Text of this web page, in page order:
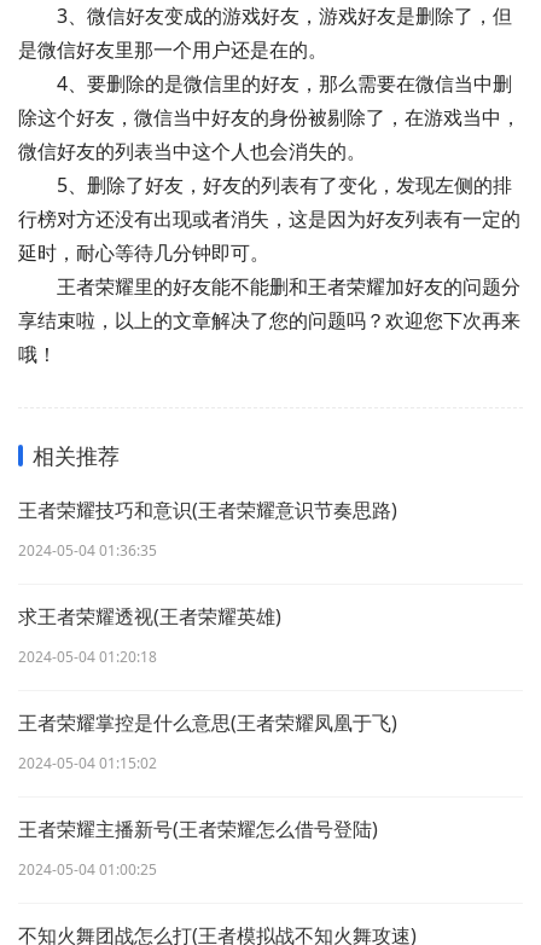
3、微信好友变成的游戏好友，游戏好友是删除了，但
是微信好友里那一个用户还是在的。
4、要删除的是微信里的好友，那么需要在微信当中删
除这个好友，微信当中好友的身份被剔除了，在游戏当中，
微信好友的列表当中这个人也会消失的。
5、删除了好友，好友的列表有了变化，发现左侧的排
行榜对方还没有出现或者消失，这是因为好友列表有一定的
延时，耐心等待几分钟即可。
王者荣耀里的好友能不能删和王者荣耀加好友的问题分
享结束啦，以上的文章解决了您的问题吗？欢迎您下次再来
哦！
相关推荐
王者荣耀技巧和意识(王者荣耀意识节奏思路)
2024-05-04 01:36:35
求王者荣耀透视(王者荣耀英雄)
2024-05-04 01:20:18
王者荣耀掌控是什么意思(王者荣耀凤凰于飞)
2024-05-04 01:15:02
王者荣耀主播新号(王者荣耀怎么借号登陆)
2024-05-04 01:00:25
不知火舞团战怎么打(王者模拟战不知火舞攻速)